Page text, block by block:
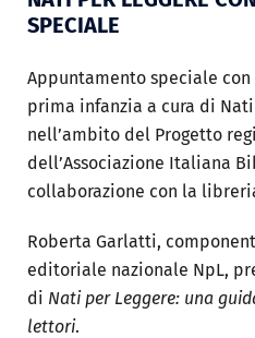
SPECIALE
Appuntamento speciale
prima infanzia a cura di Nati
nell’ambito del Progetto
dell’Associazione Italiana
collaborazione con la
Roberta Garlatti,
editoriale nazionale NpL,
di Nati per Leggere: una
lettori.